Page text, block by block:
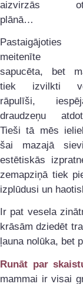
aizvirzās
plānā…
Pastaigājoties
meitenīte
sapucēta, bet
tiek izvilkti
rāpulīši,
draudzeņu
Tieši tā mēs
šai mazajā
estētiskās
zemapziņā tiek
izplūdusi un
Ir pat vesela
krāsām dziedēt
ļauna nolūka, bet
Runāt par
mammai ir visai